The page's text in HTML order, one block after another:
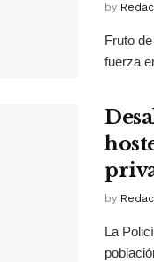
by
Fruto
fuerza
by
La